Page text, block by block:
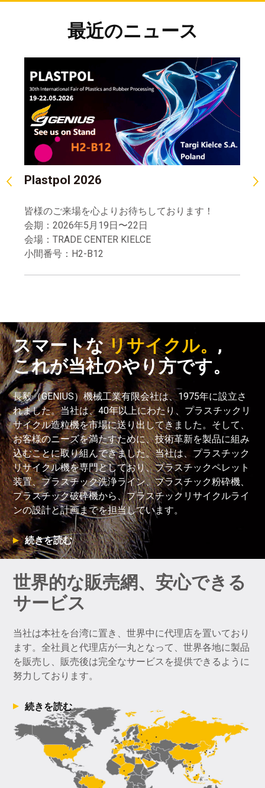
最近のニュース
Plastpol 2026
皆様のご来場を心よりお待ちしております！
会期：2026年5月19日〜22日
会場：TRADE CENTER KIELCE
小間番号：H2-B12
スマートなリサイクル。 ,
これが当社のやり方です。
長毅（GENIUS）機械工業有限会社は、1975年に設立さ
れました。当社は、40年以上にわたり、プラスチックリ
サイクル造粒機を市場に送り出してきました。そして、
お客様のニーズを満たすために、技術革新を製品に組み
込むことに取り組んできました。当社は、プラスチック
リサイクル機を専門としており、プラスチックペレット
装置、プラスチック洗浄ライン、プラスチック粉砕機、
プラスチック破砕機から、プラスチックリサイクルライ
ンの設計と計画までを担当しています。
続きを読む
世界的な販売網、安心できる
サービス
当社は本社を台湾に置き、世界中に代理店を置いており
ます。全社員と代理店が一丸となって、世界各地に製品
を販売し、販売後は完全なサービスを提供できるように
努力しております。
続きを読む